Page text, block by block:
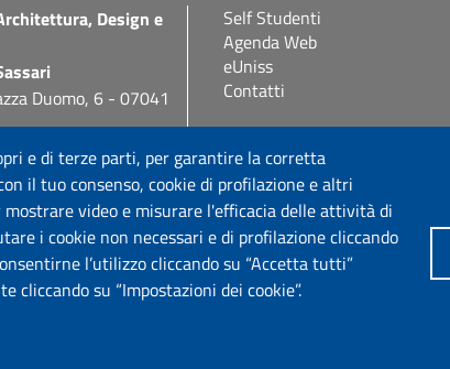
e di terze parti, per garantire la corretta
il tuo consenso, cookie di profilazione e altri
video e misurare l'efficacia delle attività di
i cookie non necessari e di profilazione cliccando
l’utilizzo cliccando su “Accetta tutti”
cliccando su “Impostazioni dei cookie”.
Design e
Duomo, 6 - 07041
Self Studenti
Agenda Web
eUniss
Contatti
Seguici su